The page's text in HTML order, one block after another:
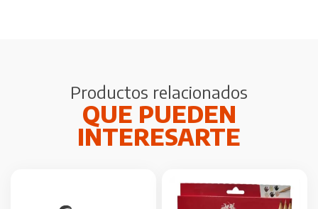
Productos relacionados